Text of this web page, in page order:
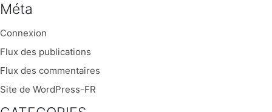
Méta
Connexion
Flux des publications
Flux des commentaires
Site de WordPress-FR